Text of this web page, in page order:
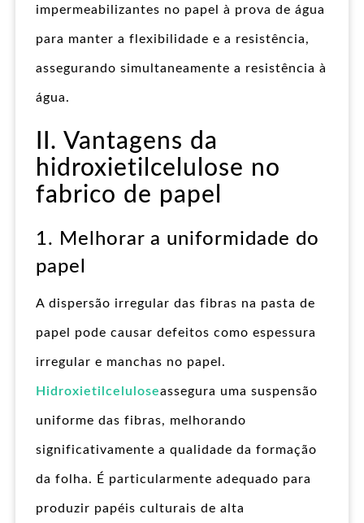
impermeabilizantes no papel à prova de água
para manter a flexibilidade e a resistência,
assegurando simultaneamente a resistência à
água.
II. Vantagens da
hidroxietilcelulose no
fabrico de papel
1. Melhorar a uniformidade do
papel
A dispersão irregular das fibras na pasta de
papel pode causar defeitos como espessura
irregular e manchas no papel.
Hidroxietilceluloseassegura uma suspensão
uniforme das fibras, melhorando
significativamente a qualidade da formação
da folha. É particularmente adequado para
produzir papéis culturais de alta